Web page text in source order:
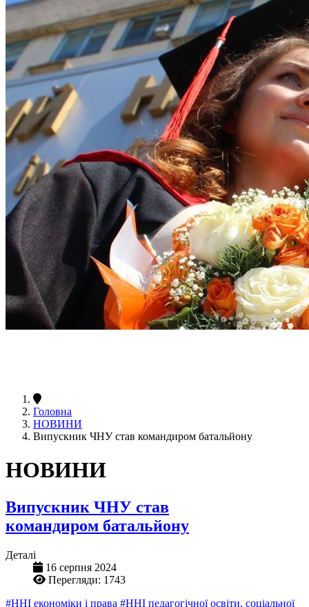
Головна
НОВИНИ
Випускник ЧНУ став командиром батальйону
НОВИНИ
Випускник ЧНУ став
командиром батальйону
Деталі
16 серпня 2024
Перегляди: 1743
#ННІ економіки і права #ННІ педагогічної освіти, соціальної